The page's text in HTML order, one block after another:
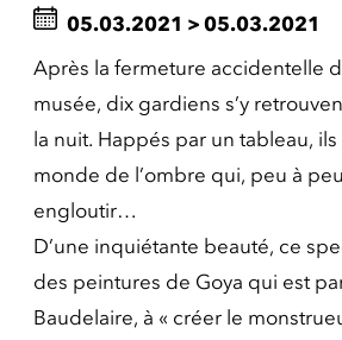
05.03.2021 > 05.03.2021
Après la fermeture accidentelle
musée, dix gardiens s’y
la nuit. Happés par un tableau,
monde de l’ombre qui, peu à
engloutir…
D’une inquiétante beauté, ce
des peintures de Goya qui est
Baudelaire, à « créer le